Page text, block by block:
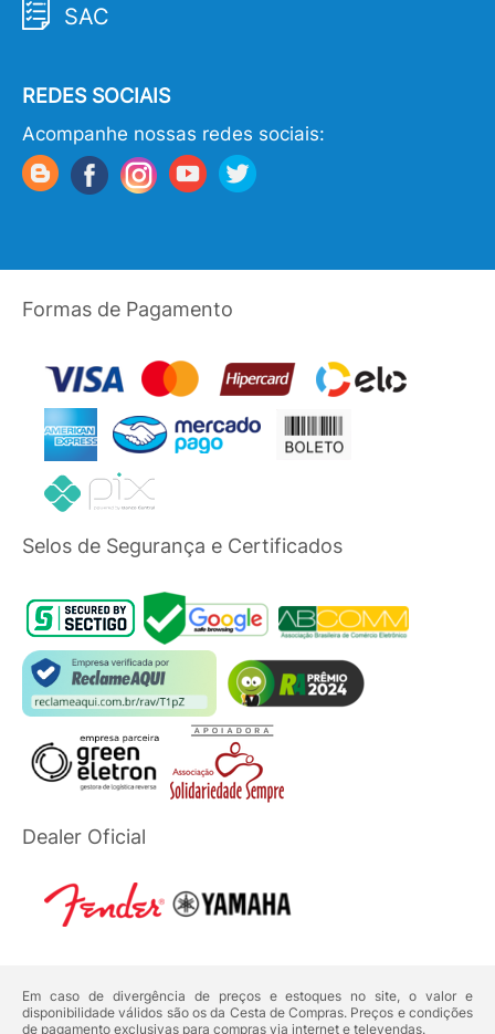
SAC
REDES SOCIAIS
Acompanhe nossas redes sociais:
Formas de Pagamento
Selos de Segurança e Certificados
Dealer Oficial
Em caso de divergência de preços e estoques no site, o valor e
disponibilidade válidos são os da Cesta de Compras. Preços e condições
de pagamento exclusivas para compras via internet e televendas.